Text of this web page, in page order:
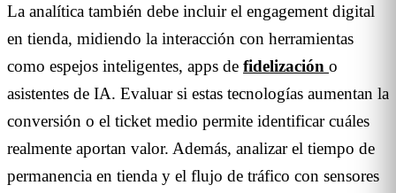
La analítica también debe incluir el engagement digital
en tienda, midiendo la interacción con herramientas
como espejos inteligentes, apps de fidelización o
asistentes de IA. Evaluar si estas tecnologías aumentan la
conversión o el ticket medio permite identificar cuáles
realmente aportan valor. Además, analizar el tiempo de
permanencia en tienda y el flujo de tráfico con sensores